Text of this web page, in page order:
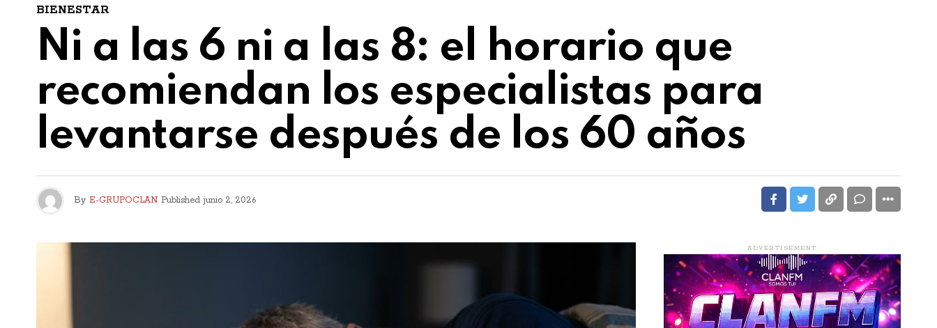
BIENESTAR
Ni a las 6 ni a las 8: el horario que
recomiendan los especialistas para
levantarse después de los 60 años
By E-GRUPOCLAN Published junio 2, 2026
ADVERTISEMENT